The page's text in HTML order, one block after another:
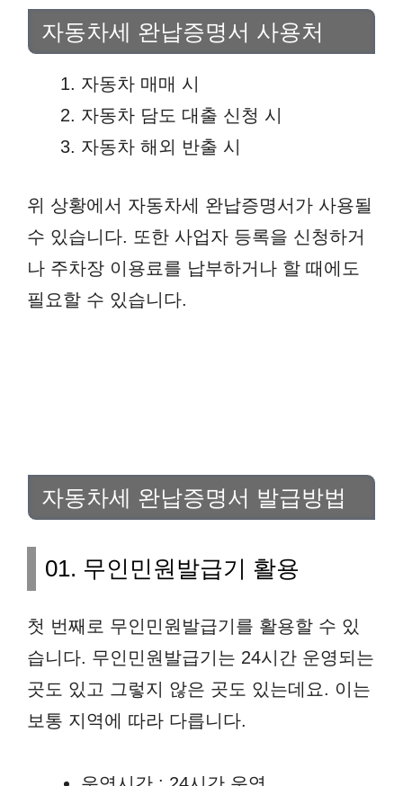
자동차세 완납증명서 사용처
자동차 매매 시
자동차 담도 대출 신청 시
자동차 해외 반출 시
위 상황에서 자동차세 완납증명서가 사용될
수 있습니다. 또한 사업자 등록을 신청하거
나 주차장 이용료를 납부하거나 할 때에도
필요할 수 있습니다.
자동차세 완납증명서 발급방법
01. 무인민원발급기 활용
첫 번째로 무인민원발급기를 활용할 수 있
습니다. 무인민원발급기는 24시간 운영되는
곳도 있고 그렇지 않은 곳도 있는데요. 이는
보통 지역에 따라 다릅니다.